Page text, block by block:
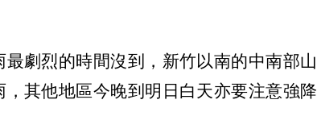
劇烈的時間沒到，新竹以南的中南部山
其他地區今晚到明日白天亦要注意強降